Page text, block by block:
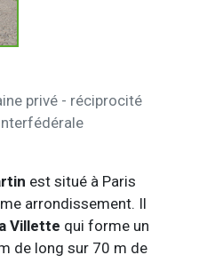
privé - réciprocité
est situé à Paris
arrondissement. Il
Villette qui forme un
de long sur 70 m de